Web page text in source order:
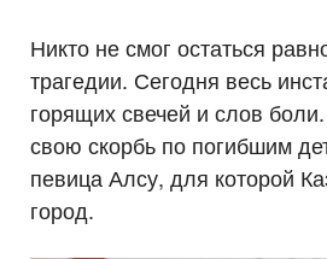
Никто не смог остаться
трагедии. Сегодня весь
горящих свечей и слов
свою скорбь по погибшим
певица Алсу, для которой
город.